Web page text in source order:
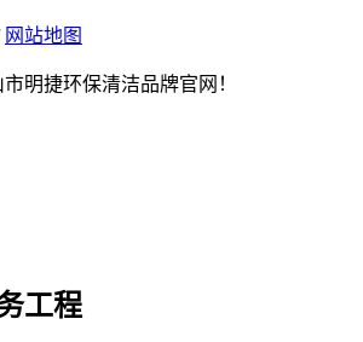
网站地图
明捷环保清洁品牌官网！